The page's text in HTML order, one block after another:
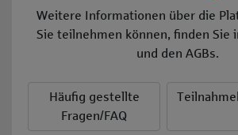
Weitere Informationen über die
Sie teilnehmen können, finden Sie
und den AGBs.
Häufig gestellte
Fragen/FAQ